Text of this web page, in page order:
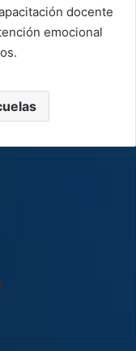
docente
emocional